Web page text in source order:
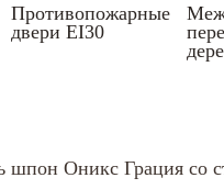
Противопожарные
двери EI30
шпон Оникс Грация со